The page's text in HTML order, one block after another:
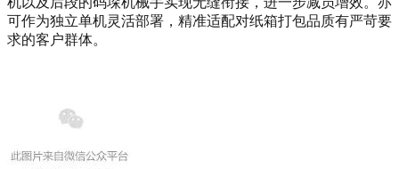
可作为独立单机灵活部署，精准适配对纸箱打包品质有严苛要
求的客户群体。